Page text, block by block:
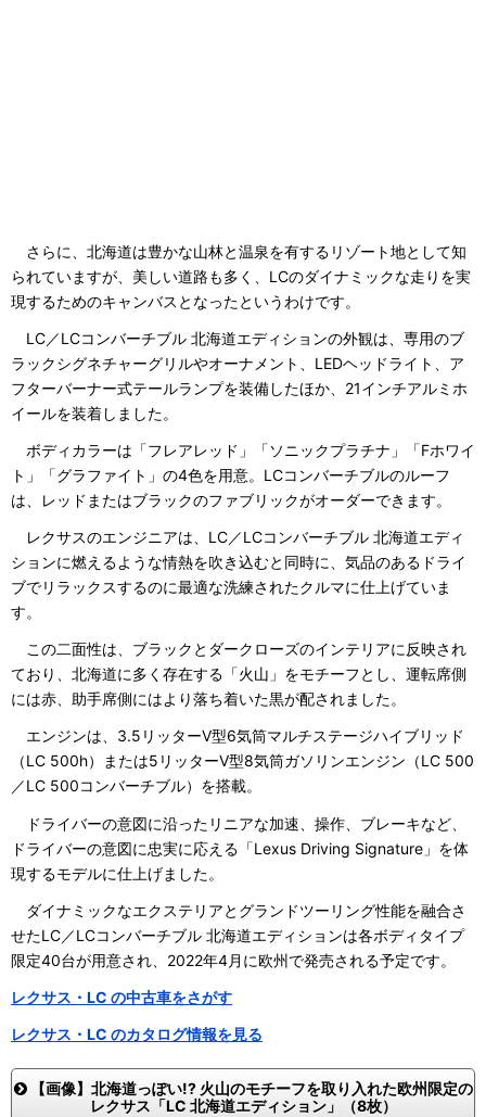
さらに、北海道は豊かな山林と温泉を有するリゾート地として知
られていますが、美しい道路も多く、LCのダイナミックな走りを実
現するためのキャンバスとなったというわけです。
LC／LCコンバーチブル 北海道エディションの外観は、専用のブ
ラックシグネチャーグリルやオーナメント、LEDヘッドライト、ア
フターバーナー式テールランプを装備したほか、21インチアルミホ
イールを装着しました。
ボディカラーは「フレアレッド」「ソニックプラチナ」「Fホワイ
ト」「グラファイト」の4色を用意。LCコンバーチブルのルーフ
は、レッドまたはブラックのファブリックがオーダーできます。
レクサスのエンジニアは、LC／LCコンバーチブル 北海道エディ
ションに燃えるような情熱を吹き込むと同時に、気品のあるドライ
ブでリラックスするのに最適な洗練されたクルマに仕上げていま
す。
この二面性は、ブラックとダークローズのインテリアに反映され
ており、北海道に多く存在する「火山」をモチーフとし、運転席側
には赤、助手席側にはより落ち着いた黒が配されました。
エンジンは、3.5リッターV型6気筒マルチステージハイブリッド
（LC 500h）または5リッターV型8気筒ガソリンエンジン（LC 500
／LC 500コンバーチブル）を搭載。
ドライバーの意図に沿ったリニアな加速、操作、ブレーキなど、
ドライバーの意図に忠実に応える「Lexus Driving Signature」を体
現するモデルに仕上げました。
ダイナミックなエクステリアとグランドツーリング性能を融合さ
せたLC／LCコンバーチブル 北海道エディションは各ボディタイプ
限定40台が用意され、2022年4月に欧州で発売される予定です。
レクサス・LC の中古車をさがす
レクサス・LC のカタログ情報を見る
【画像】北海道っぽい!? 火山のモチーフを取り入れた欧州限定の
レクサス「LC 北海道エディション」（8枚）